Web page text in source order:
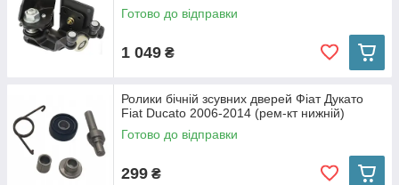
Готово до відправки
1 049 ₴
Ролики бічній зсувних дверей Фіат Дукато
Fiat Ducato 2006-2014 (рем-кт нижній)
Готово до відправки
299 ₴